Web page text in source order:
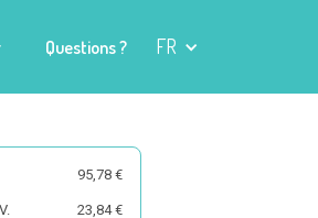
Questions ? FR
95,78 €
23,84 €